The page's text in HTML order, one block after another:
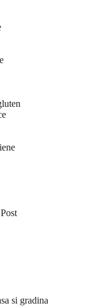
si gradina